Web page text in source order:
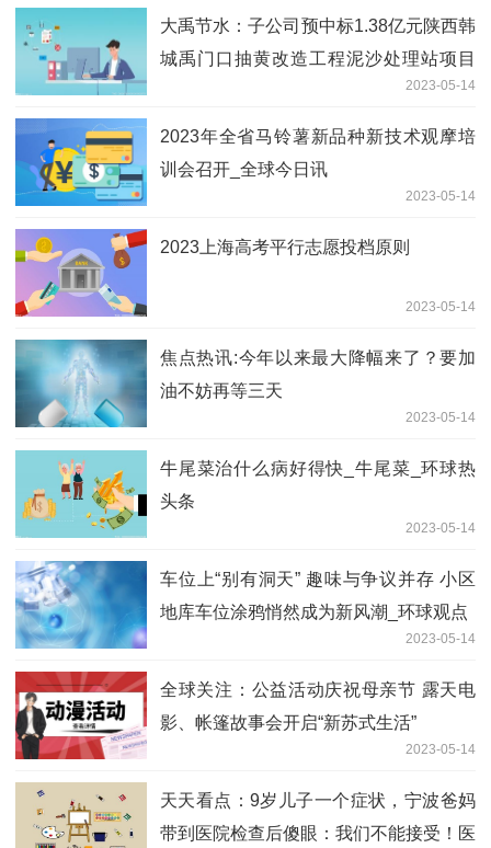
大禹节水：子公司预中标1.38亿元陕西韩
城禹门口抽黄改造工程泥沙处理站项目
2023-05-14
2023年全省马铃薯新品种新技术观摩培
训会召开_全球今日讯
2023-05-14
2023上海高考平行志愿投档原则
2023-05-14
焦点热讯:今年以来最大降幅来了？要加
油不妨再等三天
2023-05-14
牛尾菜治什么病好得快_牛尾菜_环球热
头条
2023-05-14
车位上“别有洞天” 趣味与争议并存 小区
地库车位涂鸦悄然成为新风潮_环球观点
2023-05-14
全球关注：公益活动庆祝母亲节 露天电
影、帐篷故事会开启“新苏式生活”
2023-05-14
天天看点：9岁儿子一个症状，宁波爸妈
带到医院检查后傻眼：我们不能接受！医